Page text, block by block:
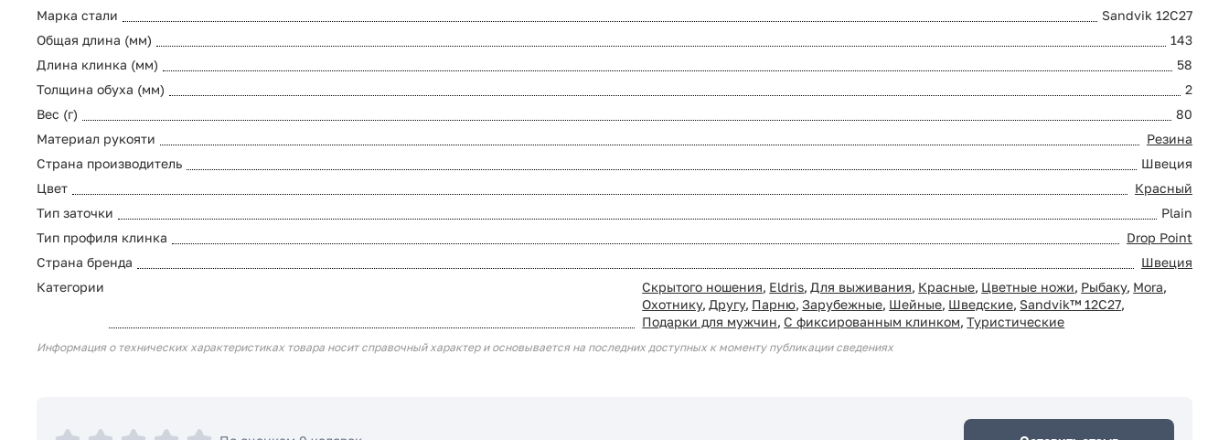
Марка стали
Sandvik 12C27
Общая длина (мм)
143
Длина клинка (мм)
58
Толщина обуха (мм)
2
Вес (г)
80
Материал рукояти
Резина
Страна производитель
Швеция
Цвет
Красный
Тип заточки
Plain
Тип профиля клинка
Drop Point
Страна бренда
Швеция
Категории
Скрытого ношения, Eldris, Для выживания, Красные, Цветные ножи, Рыбаку, Mora,
Охотнику, Другу, Парню, Зарубежные, Шейные, Шведские, Sandvik™ 12С27,
Подарки для мужчин, С фиксированным клинком, Туристические
Информация о технических характеристиках товара носит справочный характер и основывается на последних доступных к моменту публикации сведениях